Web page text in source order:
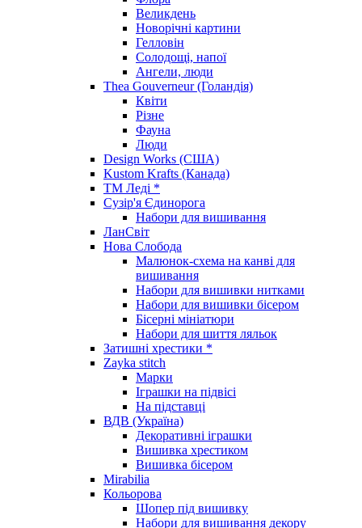
Великдень
Новорічні картини
Гелловін
Солодощі, напої
Ангели, люди
Thea Gouverneur (Голандія)
Квіти
Різне
Фауна
Люди
Design Works (США)
Kustom Krafts (Канада)
ТМ Леді *
Сузір'я Єдинорога
Набори для вишивання
ЛанСвіт
Нова Слобода
Малюнок-схема на канві для
вишивання
Набори для вишивки нитками
Набори для вишивки бісером
Бісерні мініатюри
Набори для шиття ляльок
Затишні хрестики *
Zayka stitch
Марки
Іграшки на підвісі
На підставці
ВДВ (Україна)
Декоративні іграшки
Вишивка хрестиком
Вишивка бісером
Mirabilia
Кольорова
Шопер під вишивку
Набори для вишивання декору